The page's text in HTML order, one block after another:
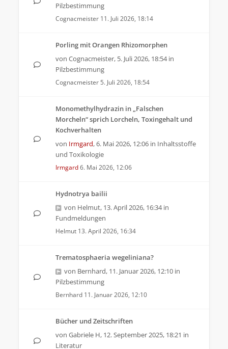
Pilzbestimmung
Cognacmeister 11. Juli 2026, 18:14
Porling mit Orangen Rhizomorphen
von Cognacmeister, 5. Juli 2026, 18:54in
Pilzbestimmung
Cognacmeister 5. Juli 2026, 18:54
Monomethylhydrazin in „Falschen
Morcheln“ sprich Lorcheln, Toxingehalt und
Kochverhalten
von Irmgard,6. Mai 2026, 12:06 in Inhaltsstoffe
und Toxikologie
Irmgard6. Mai 2026, 12:06
Hydnotrya bailii
von Helmut, 13. April 2026, 16:34in
Fundmeldungen
Helmut 13. April 2026, 16:34
Trematosphaeria wegeliniana?
von Bernhard, 11. Januar 2026, 12:10 in
Pilzbestimmung
Bernhard 11. Januar 2026, 12:10
Bücher und Zeitschriften
von Gabriele H, 12. September 2025, 18:21 in
Literatur